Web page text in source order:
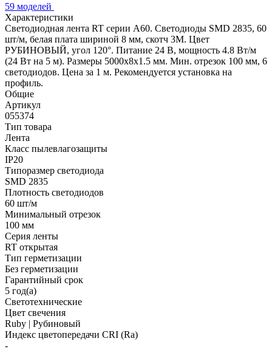
59 моделей
Характеристики
Светодиодная лента RT серии A60. Светодиоды SMD 2835, 60
шт/м, белая плата шириной 8 мм, скотч 3M. Цвет
РУБИНОВЫЙ, угол 120°. Питание 24 В, мощность 4.8 Вт/м
(24 Вт на 5 м). Размеры 5000x8x1.5 мм. Мин. отрезок 100 мм, 6
светодиодов. Цена за 1 м. Рекомендуется установка на
профиль.
Общие
Артикул
055374
Тип товара
Лента
Класс пылевлагозащиты
IP20
Типоразмер светодиода
SMD 2835
Плотность светодиодов
60 шт/м
Минимальный отрезок
100 мм
Серия ленты
RT открытая
Тип герметизации
Без герметизации
Гарантийный срок
5 год(а)
Светотехнические
Цвет свечения
Ruby | Рубиновый
Индекс цветопередачи CRI (Ra)
-